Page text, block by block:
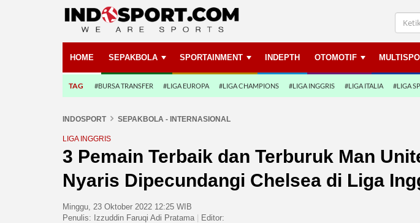
HOME SEPAKBOLA SPORTAINMENT INDEPTH OTOMOTIF
TAG #BURSA TRANSFER #LIGA EUROPA #LIGA CHAMPIONS #LIGA INGGRIS #LIGA ITALIA #LIGA
INDOSPORT SEPAKBOLA - INTERNASIONAL
LIGA INGGRIS
3 Pemain Terbaik dan Terburuk Man
Nyaris Dipecundangi Chelsea di Liga
Minggu, 23 Oktober 2022 12:25 WIB
Penulis: Izzuddin Faruqi Adi Pratama Editor: